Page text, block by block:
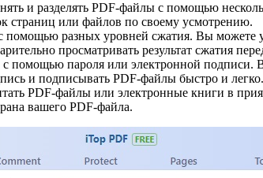
и разделять PDF-файлы с помощью
страниц или файлов по своему усмотрению.
разных уровней сжатия. Вы можете
просматривать результат сжатия
помощью пароля или электронной подписи.
и подписывать PDF-файлы быстро и легко.
PDF-файлы или электронные книги в
вашего PDF-файла.